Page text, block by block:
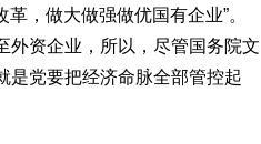
，做大做强做优国有企业”。
外资企业，所以，尽管国务院文
是党要把经济命脉全部管控起